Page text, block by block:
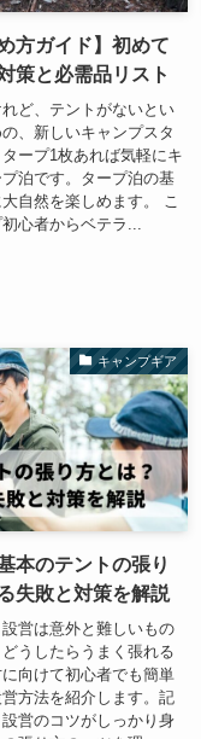
方ガイド】初めて
策と必需品リスト
ど、テントがないとい
、新しいキャンプスタ
ープ1枚あれば気軽にキ
泊です。タープ泊の基
自然を楽しめます。 こ
心者からベテラ...
キャンプギア
本のテントの張り
失敗と対策を解説
営は意外と難しいもの
うしたらうまく張れる
向けて初心者でも簡単
方法を紹介します。記
営のコツがしっかり身